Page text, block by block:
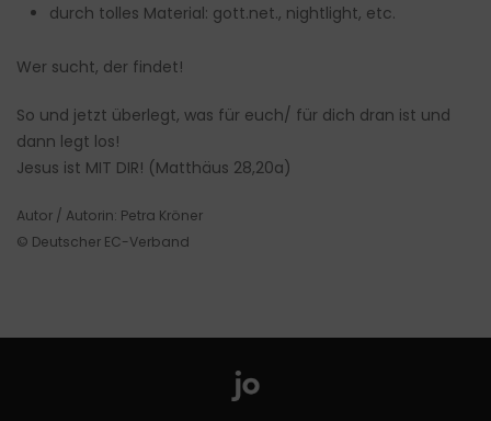
durch tolles Material: gott.net., nightlight, etc.
Wer sucht, der findet!
So und jetzt überlegt, was für euch/ für dich dran ist und
dann legt los!
Jesus ist MIT DIR! (Matthäus 28,20a)
Autor / Autorin: Petra Kröner
© Deutscher EC-Verband